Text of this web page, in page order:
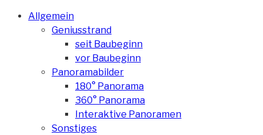
Allgemein
Geniusstrand
seit Baubeginn
vor Baubeginn
Panoramabilder
180° Panorama
360° Panorama
Interaktive Panoramen
Sonstiges